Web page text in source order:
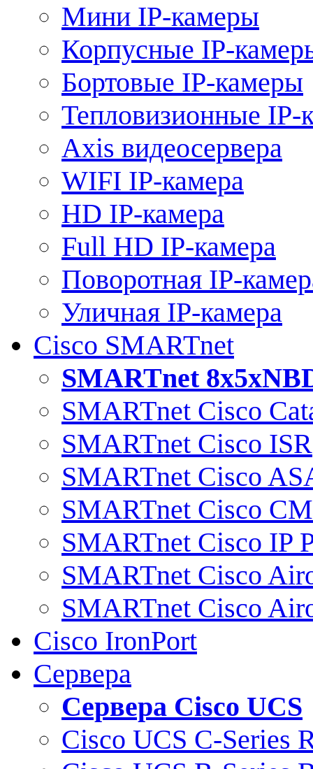
Мини IP-камеры
Корпусные IP-
Бортовые IP-камеры
Тепловизионные IP-
Axis видеосервера
WIFI IP-камера
HD IP-камера
Full HD IP-камера
Поворотная IP-
Уличная IP-камера
Cisco SMARTnet
SMARTnet
SMARTnet Cisco
SMARTnet Cisco ISR
SMARTnet Cisco
SMARTnet Cisco
SMARTnet Cisco IP
SMARTnet Cisco
SMARTnet Cisco
Cisco IronPort
Сервера
Сервера Cisco UCS
Cisco UCS C-Series